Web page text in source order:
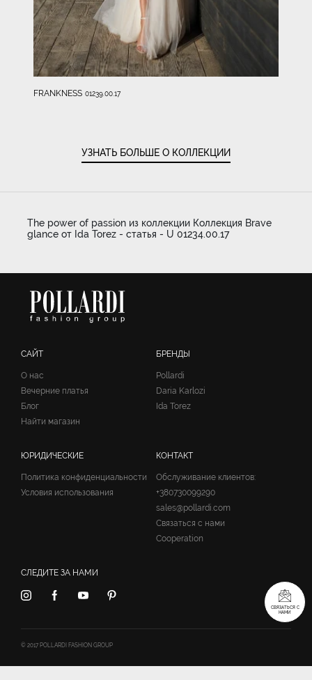
FRANKNESS 01239.00.17
УЗНАТЬ БОЛЬШЕ О КОЛЛЕКЦИИ
The power of passion из коллекции Коллекция Brave
glance от Ida Torez - статья - U 01234.00.17
САЙТ
О нас
Вечерние платья
Блог
Найти магазин
БРЕНДЫ
Pollardi
Daria Karlozi
Ida Torez
ЮРИДИЧЕСКИЕ
Политика конфиденциальности
Условия использования
КОНТАКТ
Обслуживание клиентов:
+380730099290
sales@pollardi.com
Связаться с нами
Cooperation
СЛЕДИТЕ ЗА НАМИ
© 2017 POLLARDI FASHION GROUP
СВЯЗАТЬСЯ С
НАМИ